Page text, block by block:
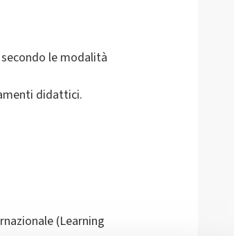
le modalità
didattici.
(Learning